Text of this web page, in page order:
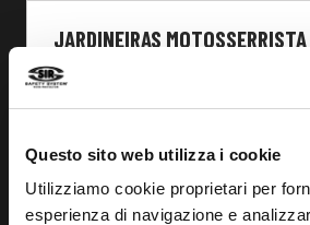
Questo sito web utilizza i cookie
Utilizziamo cookie proprietari per
esperienza di navigazione e
JARDINEIRAS
360°
MC5033